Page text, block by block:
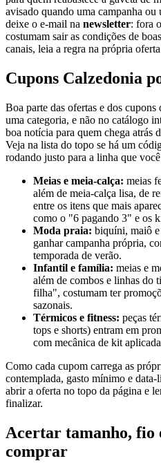
avisado quando uma campanha
deixe o e-mail na newsletter: fora
costumam sair as condições de
canais, leia a regra na própria
Cupons Calzedonia
Boa parte das ofertas e dos
uma categoria, e não no catálogo
boa notícia para quem chega atrás
Veja na lista do topo se há um
rodando justo para a linha que
Meias e meia-calça: meias
além de meia-calça lisa, de
entre os itens que mais
como o "6 pagando 3" e os
Moda praia: biquíni, maiô e
ganhar campanha própria,
temporada de verão.
Infantil e família: meias e
além de combos e linhas
filha", costumam ter
sazonais.
Térmicos e fitness: peças
tops e shorts) entram em
com mecânica de kit
Como cada cupom carrega as
contemplada, gasto mínimo e
abrir a oferta no topo da página e
finalizar.
Acertar tamanho, fio
comprar